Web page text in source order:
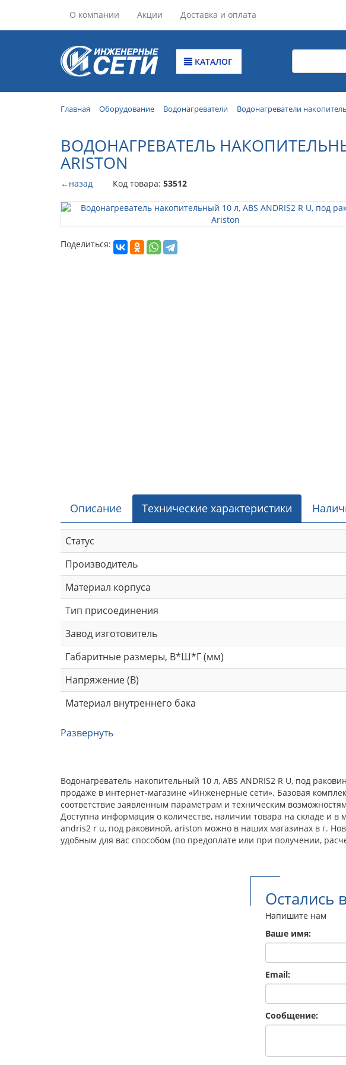
О компании Акции Доставка и оплата
КАТАЛОГ
Главная Оборудование Водонагреватели Водонагреватели
ВОДОНАГРЕВАТЕЛЬ
ARISTON
←назад Код товара: 53512
Поделиться:
Описание Технические характеристики
Статус
Производитель
Материал корпуса
Тип присоединения
Завод изготовитель
Габаритные размеры, В*Ш*Г (мм)
Напряжение (В)
Материал внутреннего бака
Развернуть
Водонагреватель накопительный 10 л, ABS ANDRIS2 R U, под
продаже в интернет-магазине «Инженерные сети». Базовая
соответствие заявленным параметрам и техническим
Доступна информация о количестве, наличии товара на складе и в
andris2 r u, под раковиной, ariston можно в наших магазинах в г.
удобным для вас способом (по предоплате или при получении,
Остались
Напишите нам
Ваше имя:
Email:
Сообщение: